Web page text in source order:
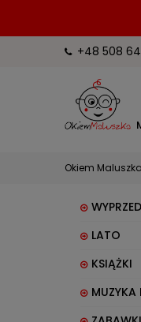
+48 508
Okiem Maluszka
LATO
KSIĄŻKI
MUZYKA